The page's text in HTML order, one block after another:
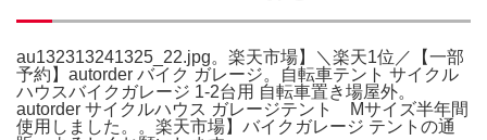
au132313241325_22.jpg。楽天市場】＼楽天1位／【一部
予約】autorder バイク ガレージ。自転車テント サイクル
ハウスバイクガレージ 1-2台用 自転車置き場屋外。
autorder サイクルハウス ガレージテント Mサイズ半年間
使用しました。。楽天市場】バイクガレージ テントの通